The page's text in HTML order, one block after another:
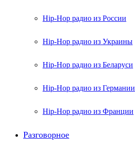
Hip-Hop радио из России
Hip-Hop радио из Украины
Hip-Hop радио из Беларуси
Hip-Hop радио из Германии
Hip-Hop радио из Франции
Разговорное